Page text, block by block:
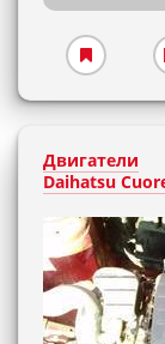
Двигатели
Daihatsu